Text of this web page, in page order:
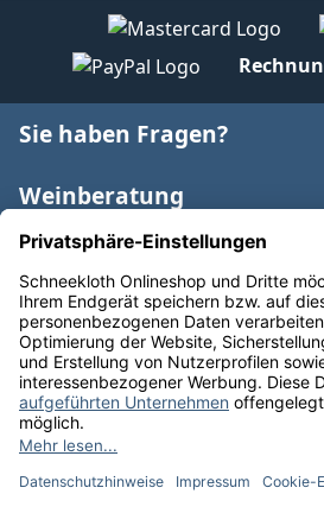
Sie haben Fragen?
Weinberatung
Informationen
Weinkategorien
Internationaler Wein
* Alle Preise inkl. gesetzl.
anders angegeben. Bioprodukte im